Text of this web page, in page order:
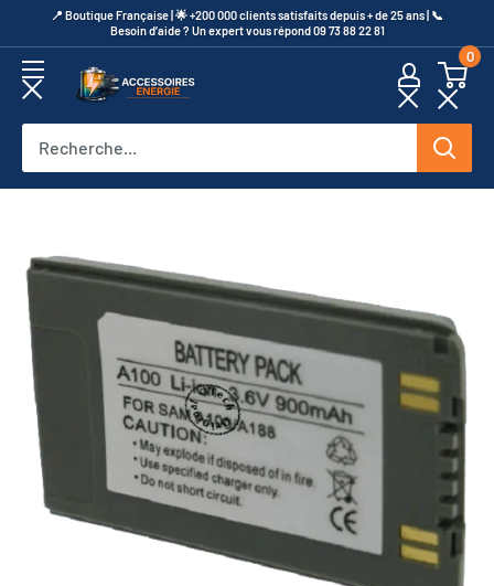
au
contenu
​📍​ Boutique Française | 🌟 +200 000 clients satisfaits depuis + de 25 ans | 📞​
Besoin d’aide ? Un expert vous répond 09 73 88 22 81
Accessoires
0